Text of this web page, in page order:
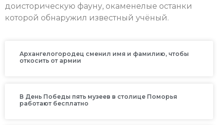
доисторическую фауну, окаменелые останки
которой обнаружил известный учёный.
Архангелогородец сменил имя и фамилию, чтобы
откосить от армии
В День Победы пять музеев в столице Поморья
работают бесплатно